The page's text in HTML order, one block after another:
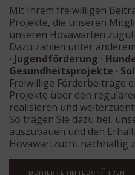
Mit Ihrem freiwilligen
Projekte, die unseren
unseren Hovawarten
Dazu zählen unter
· Jugendförderung ·
Gesundheitsprojekte ·
Freiwillige Förderbeiträge
Projekte über den
realisieren und
So tragen Sie dazu bei,
auszubauen und den
Hovawartzucht nachhaltig